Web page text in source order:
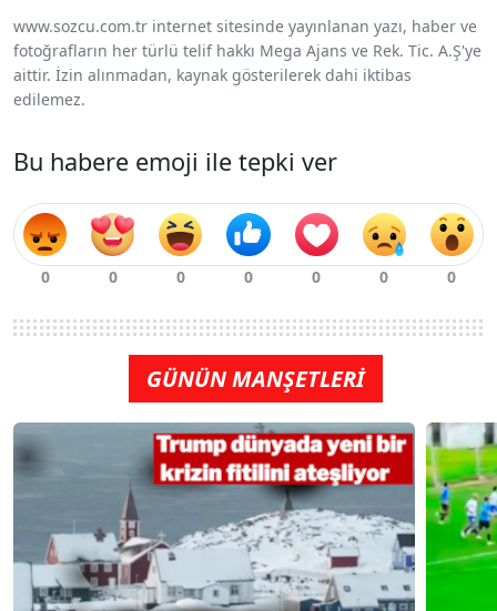
www.sozcu.com.tr internet sitesinde yayınlanan yazı, haber ve
fotoğrafların her türlü telif hakkı Mega Ajans ve Rek. Tic. A.Ş'ye
aittir. İzin alınmadan, kaynak gösterilerek dahi iktibas
edilemez.
Bu habere emoji ile tepki ver
GÜNÜN MANŞETLERİ